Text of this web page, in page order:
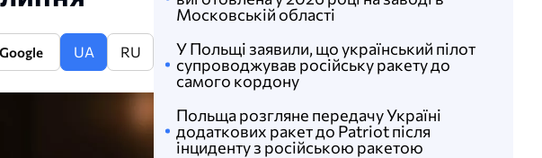
UA RU
Московській області
У Польщі заявили, що український пілот
супроводжував російську ракету до
самого кордону
Польща розгляне передачу Україні
додаткових ракет до Patriot після
інциденту з російською ракетою